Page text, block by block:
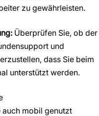
zu gewährleisten.
Überprüfen Sie, ob der
und
dass Sie beim
unterstützt werden.
mobil genutzt